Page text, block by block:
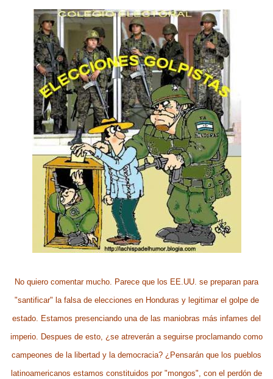
No quiero comentar mucho. Parece que los EE.UU. se preparan para
"santificar" la falsa de elecciones en Honduras y legitimar el golpe de
estado. Estamos presenciando una de las maniobras más infames del
imperio. Despues de esto, ¿se atreverán a seguirse proclamando como
campeones de la libertad y la democracia? ¿Pensarán que los pueblos
latinoamericanos estamos constituidos por "mongos", con el perdón de